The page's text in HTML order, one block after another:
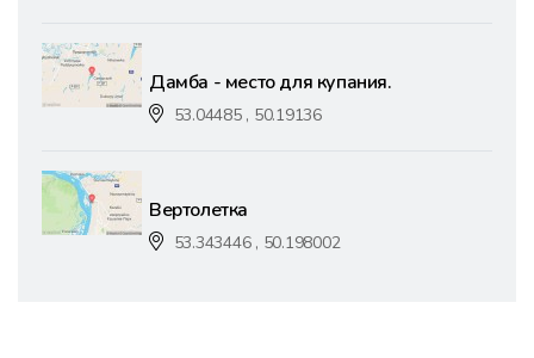
Дамба - место для купания.
53.04485 , 50.19136
Вертолетка
53.343446 , 50.198002